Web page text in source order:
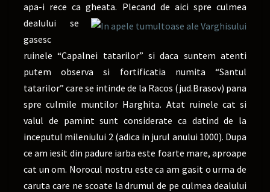
apa-i rece ca gheata. Plecand de aici spre culmea
dealului se
gasesc
ruinele “Capalnei tatarilor” si daca suntem atenti
putem observa si fortificatia numita “Santul
tatarilor” care se intinde de la Racos (jud.Brasov) pana
spre culmile muntilor Harghita. Atat ruinele cat si
valul de pamint sunt considerate ca datind de la
inceputul mileniului 2 (adica in jurul anului 1000). Dupa
ce am iesit din padure iarba este foarte mare, aproape
cat un om. Norocul nostru este ca am gasit o urma de
caruta care ne scoate la drumul de pe culmea dealului